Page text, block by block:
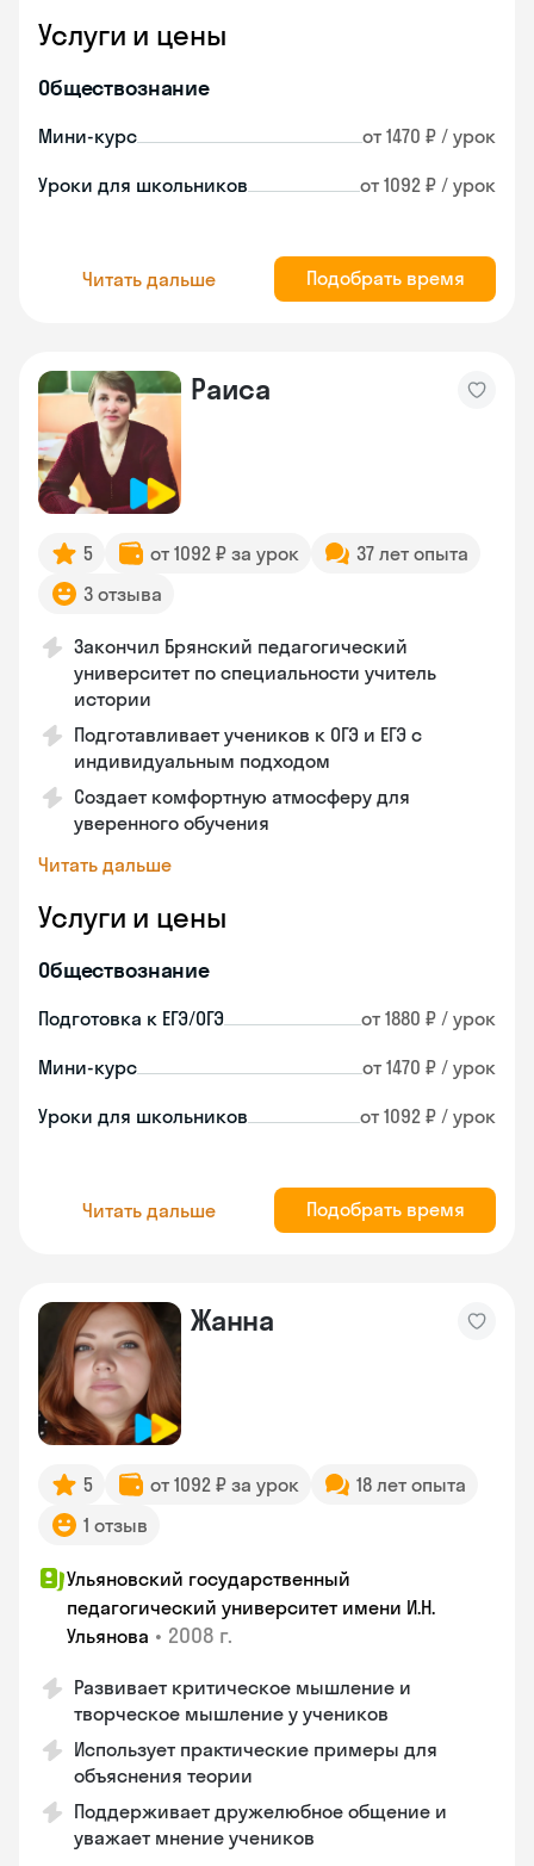
Услуги и цены
Обществознание
Мини-курс от 1470 ₽ / урок
Уроки для школьников от 1092 ₽ / урок
Читать дальше Подобрать время
Раиса
5 от 1092 ₽ за урок
37 лет опыта
3 отзыва
Закончил Брянский педагогический
университет по специальности учитель
истории
Подготавливает учеников к ОГЭ и ЕГЭ с
индивидуальным подходом
Создает комфортную атмосферу для
уверенного обучения
Читать дальше
Услуги и цены
Обществознание
Подготовка к ЕГЭ/ОГЭ от 1880 ₽ / урок
Мини-курс от 1470 ₽ / урок
Уроки для школьников от 1092 ₽ / урок
Читать дальше Подобрать время
Жанна
5 от 1092 ₽ за урок
18 лет опыта
1 отзыв
Ульяновский государственный
педагогический университет имени И.Н.
Ульянова • 2008 г.
Развивает критическое мышление и
творческое мышление у учеников
Использует практические примеры для
объяснения теории
Поддерживает дружелюбное общение и
уважает мнение учеников